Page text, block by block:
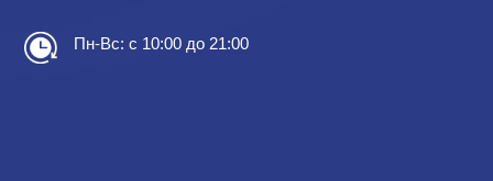
Пн-Вс: с 10:00 до 21:00